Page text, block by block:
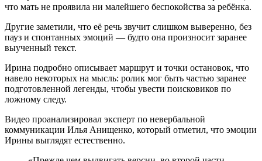
что мать не проявила ни малейшего беспокойства за ребёнка.
Другие заметили, что её речь звучит слишком выверенно, без
пауз и спонтанных эмоций — будто она произносит заранее
выученный текст.
Ирина подробно описывает маршрут и точки остановок, что
навело некоторых на мысль: ролик мог быть частью заранее
подготовленной легенды, чтобы увести поисковиков по
ложному следу.
Видео проанализировал эксперт по невербальной
коммуникации Илья Анищенко, который отметил, что эмоции
Ирины выглядят естественно.